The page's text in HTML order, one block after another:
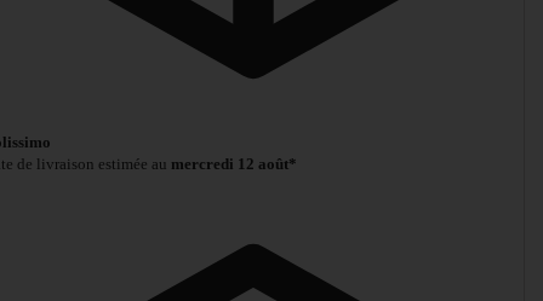
de livraison estimée au mercredi 12 août*